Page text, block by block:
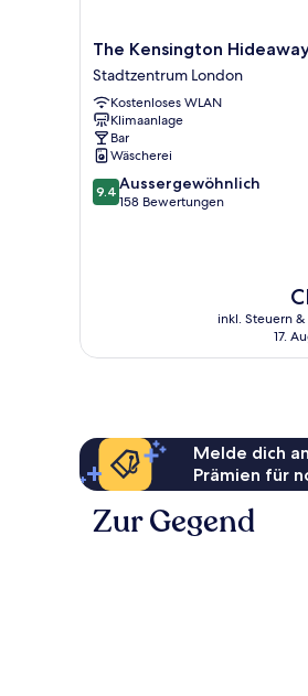
The
Kensington
Hideaway
Stadtzentrum
London
The Kensington
Stadtzentrum London
Kostenloses WLAN
Klimaanlage
Bar
Wäscherei
9.4
von
9.4 Aussergewöhnlich
158 Bewertungen
inkl. Steuern
17.
Melde dich
Prämien für
Zur Gegend